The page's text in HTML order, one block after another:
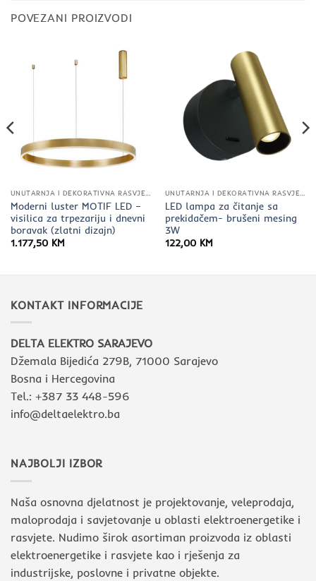
POVEZANI PROIZVODI
UNUTARNJA I DEKORATIVNA RASVJETA
Moderni luster MOTIF LED –
visilica za trpezariju i dnevni
boravak (zlatni dizajn)
1.177,50 KM
UNUTARNJA I DEKORATIVNA RASVJETA
LED lampa za čitanje sa
prekidačem- brušeni mesing
3W
122,00 KM
KONTAKT INFORMACIJE
DELTA ELEKTRO SARAJEVO
Džemala Bijedića 279B, 71000 Sarajevo
Bosna i Hercegovina
Tel.: +387 33 448-596
info@deltaelektro.ba
NAJBOLJI IZBOR
Naša osnovna djelatnost je projektovanje, veleprodaja,
maloprodaja i savjetovanje u oblasti elektroenergetike i
rasvjete. Nudimo širok asortiman proizvoda iz oblasti
elektroenergetike i rasvjete kao i rješenja za
industrijske, poslovne i privatne objekte.